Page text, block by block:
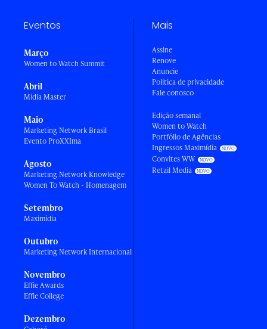
Eventos
Março
Women to Watch Summit
Abril
Mídia Master
Maio
Marketing Network Brasil
Evento ProXXIma
Agosto
Marketing Network Knowledge
Women To Watch - Homenagem
Setembro
Maximídia
Outubro
Marketing Network Internacional
Novembro
Effie Awards
Effie College
Dezembro
Mais
Assine
Renove
Anuncie
Política de privacidade
Fale conosco
Edição semanal
Women to Watch
Portfólio de Agências
Ingressos Maximídia
Convites WW
Retail Media